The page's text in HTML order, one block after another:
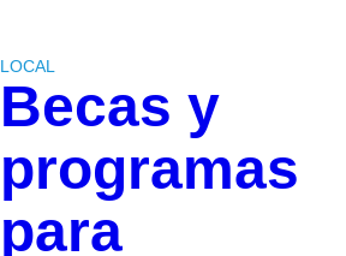
LOCAL
Becas y
programas
para